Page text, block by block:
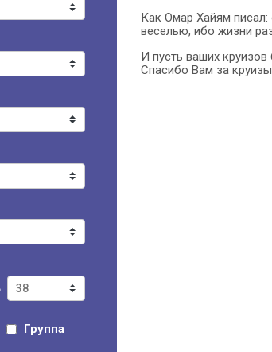
Группа
Как Омар Хайям
веселью, ибо жизни
И пусть ваших
Спасибо Вам за